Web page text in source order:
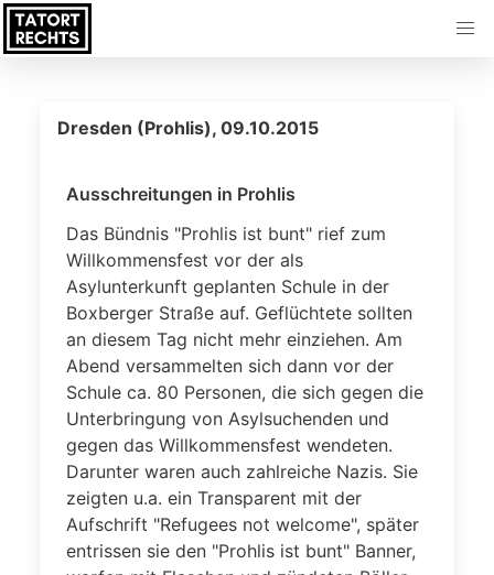
Dresden (Prohlis), 09.10.2015
Ausschreitungen in Prohlis
Das Bündnis "Prohlis ist bunt" rief zum
Willkommensfest vor der als
Asylunterkunft geplanten Schule in der
Boxberger Straße auf. Geflüchtete sollten
an diesem Tag nicht mehr einziehen. Am
Abend versammelten sich dann vor der
Schule ca. 80 Personen, die sich gegen die
Unterbringung von Asylsuchenden und
gegen das Willkommensfest wendeten.
Darunter waren auch zahlreiche Nazis. Sie
zeigten u.a. ein Transparent mit der
Aufschrift "Refugees not welcome", später
entrissen sie den "Prohlis ist bunt" Banner,